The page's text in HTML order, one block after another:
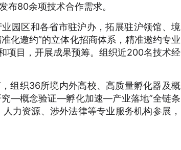
布80余项技术合作需求。
园区和各省市驻沪办，拓展驻沪领馆、境
化邀约”的立体化招商体系，精准邀约专业
项目，开展成果预筹。组织近200名技术经
组织36所境内外高校、高质量孵化器及概
究—概念验证—孵化加速—产业落地”全链条
力资源、涉外法律等专业服务机构参展，